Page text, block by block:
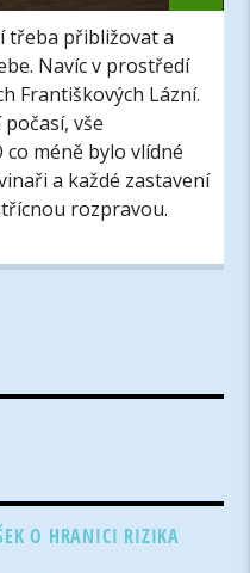
třeba přibližovat a
Navíc v prostředí
Františkových Lázní.
vše
méně bylo vlídné
a každé zastavení
rozpravou.
O HRANICI RIZIKA